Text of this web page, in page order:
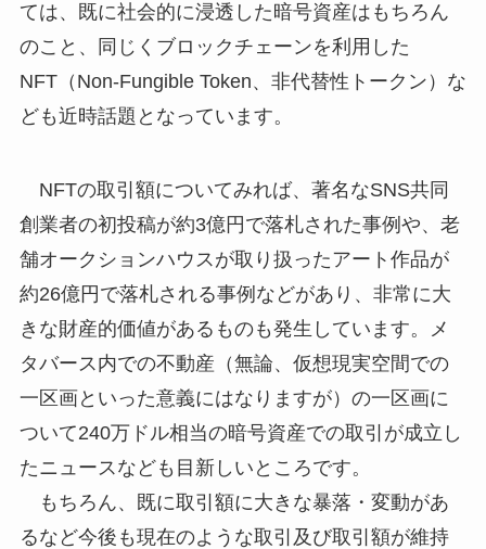
ては、既に社会的に浸透した暗号資産はもちろん
のこと、同じくブロックチェーンを利用した
NFT（Non-Fungible Token、非代替性トークン）な
ども近時話題となっています。
NFTの取引額についてみれば、著名なSNS共同
創業者の初投稿が約3億円で落札された事例や、老
舗オークションハウスが取り扱ったアート作品が
約26億円で落札される事例などがあり、非常に大
きな財産的価値があるものも発生しています。メ
タバース内での不動産（無論、仮想現実空間での
一区画といった意義にはなりますが）の一区画に
ついて240万ドル相当の暗号資産での取引が成立し
たニュースなども目新しいところです。
もちろん、既に取引額に大きな暴落・変動があ
るなど今後も現在のような取引及び取引額が維持